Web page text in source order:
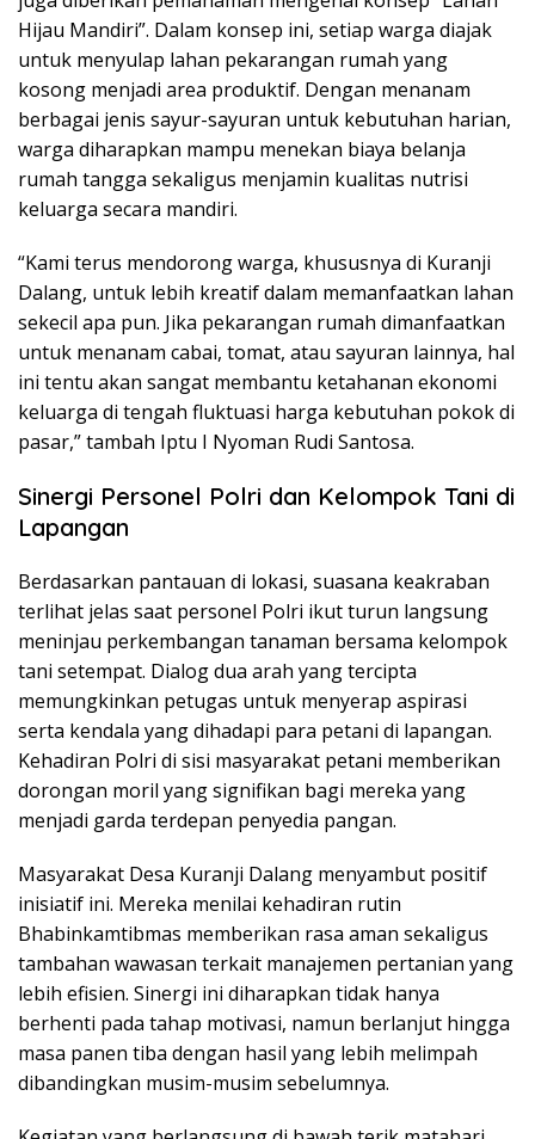
Hijau Mandiri”. Dalam konsep ini, setiap warga diajak
untuk menyulap lahan pekarangan rumah yang
kosong menjadi area produktif. Dengan menanam
berbagai jenis sayur-sayuran untuk kebutuhan harian,
warga diharapkan mampu menekan biaya belanja
rumah tangga sekaligus menjamin kualitas nutrisi
keluarga secara mandiri.
“Kami terus mendorong warga, khususnya di Kuranji
Dalang, untuk lebih kreatif dalam memanfaatkan lahan
sekecil apa pun. Jika pekarangan rumah dimanfaatkan
untuk menanam cabai, tomat, atau sayuran lainnya, hal
ini tentu akan sangat membantu ketahanan ekonomi
keluarga di tengah fluktuasi harga kebutuhan pokok di
pasar,” tambah Iptu I Nyoman Rudi Santosa.
Sinergi Personel Polri dan Kelompok Tani di
Lapangan
Berdasarkan pantauan di lokasi, suasana keakraban
terlihat jelas saat personel Polri ikut turun langsung
meninjau perkembangan tanaman bersama kelompok
tani setempat. Dialog dua arah yang tercipta
memungkinkan petugas untuk menyerap aspirasi
serta kendala yang dihadapi para petani di lapangan.
Kehadiran Polri di sisi masyarakat petani memberikan
dorongan moril yang signifikan bagi mereka yang
menjadi garda terdepan penyedia pangan.
Masyarakat Desa Kuranji Dalang menyambut positif
inisiatif ini. Mereka menilai kehadiran rutin
Bhabinkamtibmas memberikan rasa aman sekaligus
tambahan wawasan terkait manajemen pertanian yang
lebih efisien. Sinergi ini diharapkan tidak hanya
berhenti pada tahap motivasi, namun berlanjut hingga
masa panen tiba dengan hasil yang lebih melimpah
dibandingkan musim-musim sebelumnya.